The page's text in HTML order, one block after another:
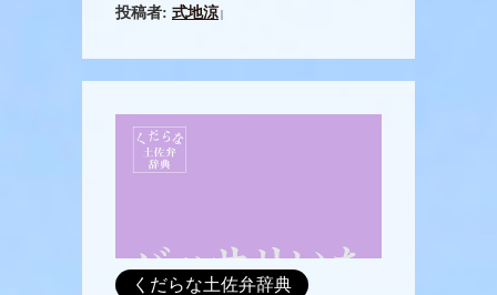
投稿者: 式地涼
くだらな土佐弁辞典